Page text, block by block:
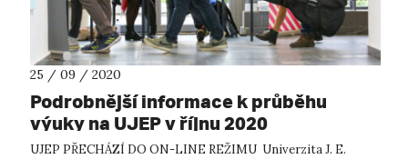
25 / 09 / 2020
Podrobnější informace k průběhu
výuky na UJEP v říjnu 2020
UJEP PŘECHÁZÍ DO ON-LINE REŽIMU Univerzita J. E.